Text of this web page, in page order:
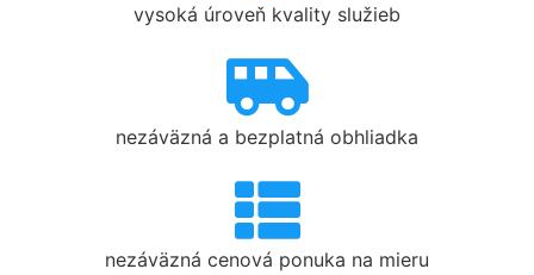
vysoká úroveň kvality služieb
nezáväzná a bezplatná obhliadka
nezáväzná cenová ponuka na mieru